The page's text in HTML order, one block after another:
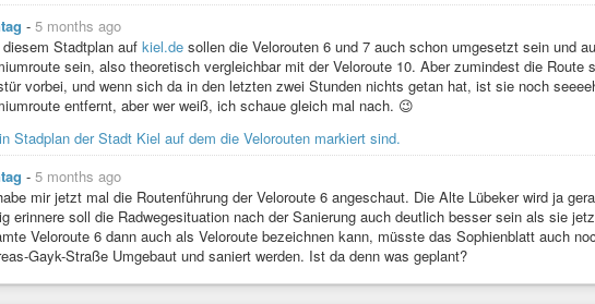
- 5 months ago
diesem Stadtplan auf kiel.de sollen die Velorouten 6 und 7 auch schon umgesetzt sein und
sein, also theoretisch vergleichbar mit der Veloroute 10. Aber zumindest die Route
vorbei, und wenn sich da in den letzten zwei Stunden nichts getan hat, ist sie noch
entfernt, aber wer weiß, ich schaue gleich mal nach. 😉
- 5 months ago
mir jetzt mal die Routenführung der Veloroute 6 angeschaut. Die Alte Lübeker wird ja
erinnere soll die Radwegesituation nach der Sanierung auch deutlich besser sein als sie
Veloroute 6 dann auch als Veloroute bezeichnen kann, müsste das Sophienblatt auch
Gayk-Straße Umgebaut und saniert werden. Ist da denn was geplant?